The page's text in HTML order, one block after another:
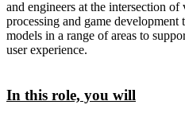
and engineers at the intersection of
processing and game development
models in a range of areas to
user experience.
In this role, you will